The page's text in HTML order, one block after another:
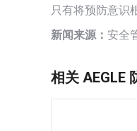
只有将预防意识
新闻来源： 安全
相关 AEGLE